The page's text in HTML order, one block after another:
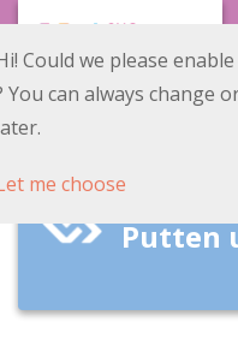
Putten
Could we please
You can always change
me choose